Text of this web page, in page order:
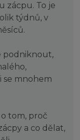
zácpu. To je
týdnů, v
podniknout,
se mnohem
tom, proč
a co dělat,